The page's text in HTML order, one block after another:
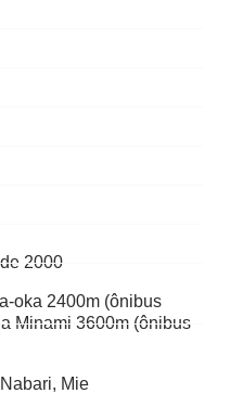
2000
oka 2400m (ônibus
Minami 3600m (ônibus
Mie